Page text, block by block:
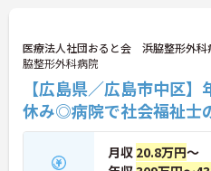
医療法人社団おると会 浜脇整形外科
脇整形外科病院
【広島県／広島市中区
休み◎病院で社会福祉士
月収 20.8万円～